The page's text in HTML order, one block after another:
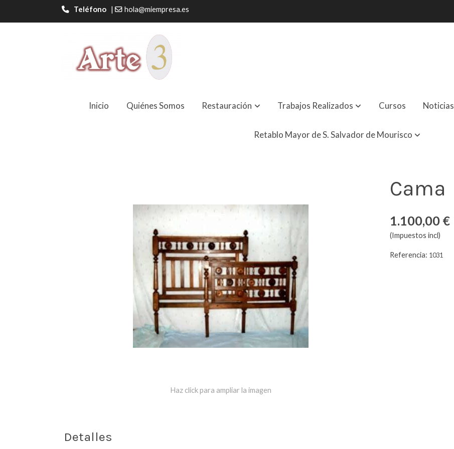
Teléfono| hola@miempresa.es
Inicio Quiénes Somos Restauración Trabajos Realizados Cursos Noticias
Retablo Mayor de S. Salvador de Mourisco
Haz click para ampliar la imagen
Detalles
Cama
1.100,00 €
(Impuestos incl)
Referencia: 1031